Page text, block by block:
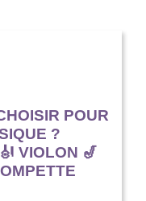
POUR
?
VIOLON 🎷